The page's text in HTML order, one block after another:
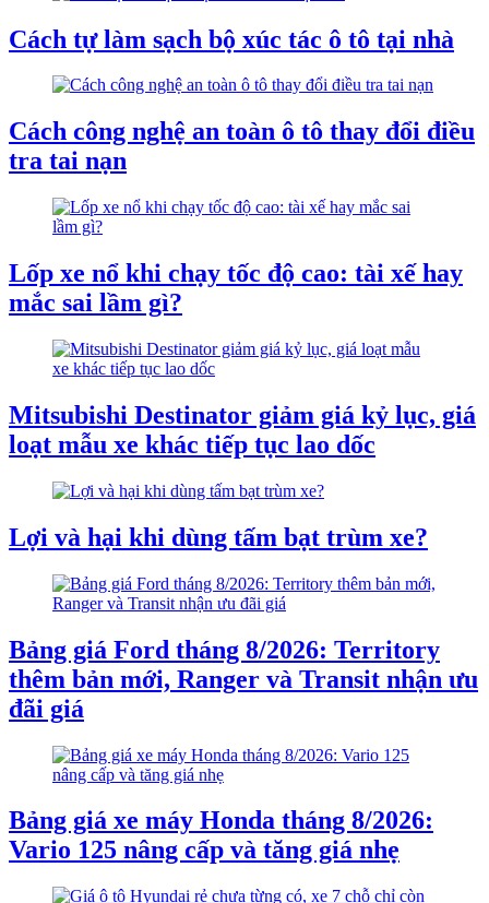
Cách tự làm sạch bộ xúc tác ô tô tại nhà
Cách công nghệ an toàn ô tô thay đổi điều
tra tai nạn
Lốp xe nổ khi chạy tốc độ cao: tài xế hay
mắc sai lầm gì?
Mitsubishi Destinator giảm giá kỷ lục, giá
loạt mẫu xe khác tiếp tục lao dốc
Lợi và hại khi dùng tấm bạt trùm xe?
Bảng giá Ford tháng 8/2026: Territory
thêm bản mới, Ranger và Transit nhận ưu
đãi giá
Bảng giá xe máy Honda tháng 8/2026:
Vario 125 nâng cấp và tăng giá nhẹ